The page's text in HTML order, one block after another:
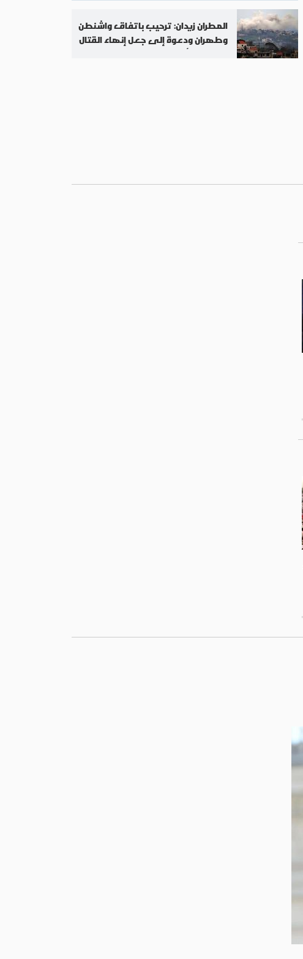
المطران زيدان: ترحيب باتفاق واشنطن
وطهران ودعوة إلى جعل إنهاء القتال
في لبنان أولوية